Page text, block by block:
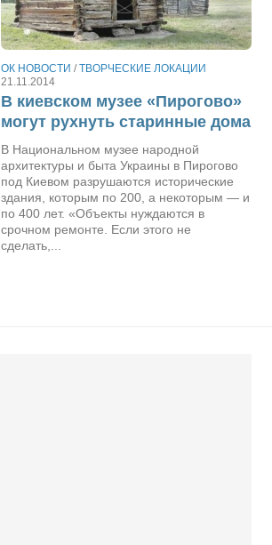
ОК НОВОСТИ /ТВОРЧЕСКИЕ ЛОКАЦИИ
21.11.2014
В киевском музее «Пирогово»
могут рухнуть старинные дома
В Национальном музее народной
архитектуры и быта Украины в Пирогово
под Киевом разрушаются исторические
здания, которым по 200, а некоторым — и
по 400 лет. «Объекты нуждаются в
срочном ремонте. Если этого не
сделать,...